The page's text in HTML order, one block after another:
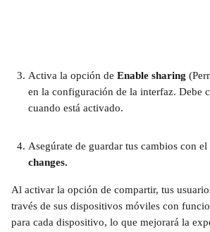
Activa la opción de Enable sharing
en la configuración de la interfaz. Debe
cuando está activado.
Asegúrate de guardar tus cambios con el
changes.
Al activar la opción de compartir, tus
través de sus dispositivos móviles con
para cada dispositivo, lo que mejorará la